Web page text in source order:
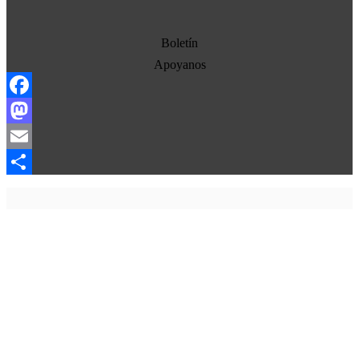
Oriente Medio
Norte-Sur
Sociedad
Ojo con los medios
Boletín
Apoyanos
Facebook
Mastodon
Email